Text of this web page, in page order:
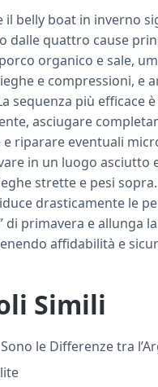
il belly boat in inverno
dalle quattro cause
organico e sale,
e compressioni, e
sequenza più efficace
asciugare
riparare eventuali
in un luogo asciutto
strette e pesi
drasticamente le
di primavera e allunga
affidabilità e
Simili
le Differenze tra